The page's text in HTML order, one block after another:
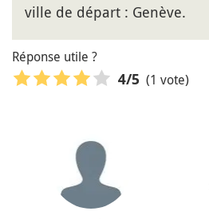
ville de départ : Genève.
Réponse utile ?
4/5 (1 vote)